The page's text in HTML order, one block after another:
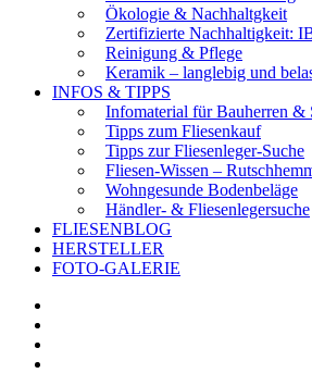
Ökologie & Nachhaltgkeit
Zertifizierte Nachhaltigkeit:
Reinigung & Pflege
Keramik – langlebig und
INFOS & TIPPS
Infomaterial für Bauherren &
Tipps zum Fliesenkauf
Tipps zur Fliesenleger-Suche
Fliesen-Wissen –
Wohngesunde Bodenbeläge
Händler- & Fliesenlegersuche
FLIESENBLOG
HERSTELLER
FOTO-GALERIE